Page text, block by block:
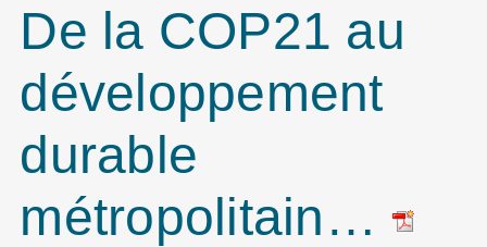
De la COP21 au
développement
durable
métropolitain…